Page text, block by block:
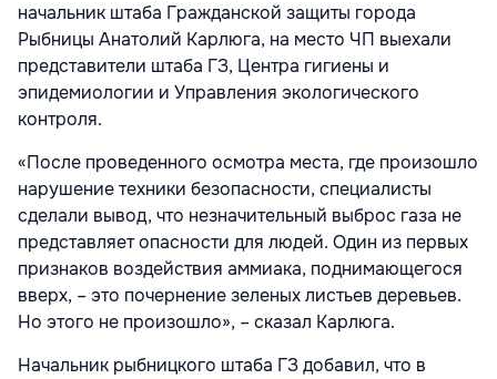
начальник штаба Гражданской защиты города
Рыбницы Анатолий Карлюга, на место ЧП выехали
представители штаба ГЗ, Центра гигиены и
эпидемиологии и Управления экологического
контроля.
«После проведенного осмотра места, где произошло
нарушение техники безопасности, специалисты
сделали вывод, что незначительный выброс газа не
представляет опасности для людей. Один из первых
признаков воздействия аммиака, поднимающегося
вверх, – это почернение зеленых листьев деревьев.
Но этого не произошло», – сказал Карлюга.
Начальник рыбницкого штаба ГЗ добавил, что в